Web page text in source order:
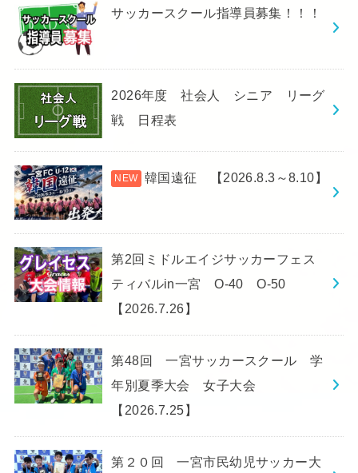
サッカースクール指導員募集！！！
2026年度 社会人 シニア リーグ
戦 日程表
韓国遠征 【2026.8.3～8.10】
第2回ミドルエイジサッカーフェス
ティバルin一宮 O-40 O-50
【2026.7.26】
第48回 一宮サッカースクール 学
年別夏季大会 女子大会
【2026.7.25】
第２０回 一宮市民幼児サッカー大